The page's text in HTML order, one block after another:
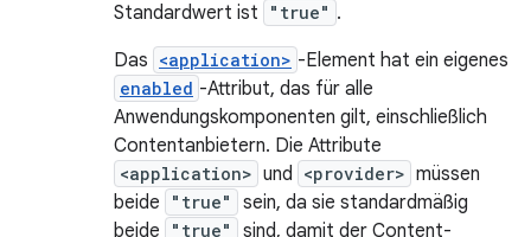
Standardwert ist
"true" .
Das <application> -Element hat ein eigenes
enabled -Attribut, das für alle
Anwendungskomponenten gilt, einschließlich
Contentanbietern. Die Attribute
<application> und <provider> müssen
beide
"true"
sein, da sie standardmäßig
beide
"true" sind, damit der Content-